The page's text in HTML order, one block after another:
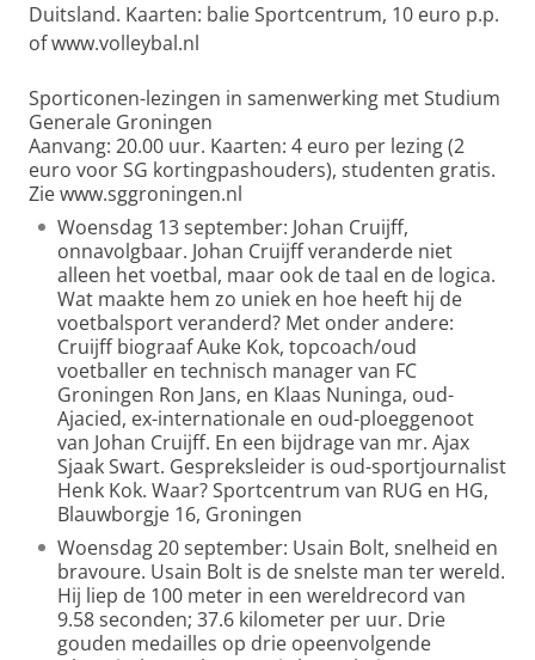
Duitsland. Kaarten: balie Sportcentrum, 10 euro p.p.
of www.volleybal.nl
Sporticonen-lezingen in samenwerking met Studium
Generale Groningen
Aanvang: 20.00 uur. Kaarten: 4 euro per lezing (2
euro voor SG kortingpashouders), studenten gratis.
Zie www.sggroningen.nl
Woensdag 13 september: Johan Cruijff,
onnavolgbaar. Johan Cruijff veranderde niet
alleen het voetbal, maar ook de taal en de logica.
Wat maakte hem zo uniek en hoe heeft hij de
voetbalsport veranderd? Met onder andere:
Cruijff biograaf Auke Kok, topcoach/oud
voetballer en technisch manager van FC
Groningen Ron Jans, en Klaas Nuninga, oud-
Ajacied, ex-internationale en oud-ploeggenoot
van Johan Cruijff. En een bijdrage van mr. Ajax
Sjaak Swart. Gespreksleider is oud-sportjournalist
Henk Kok. Waar? Sportcentrum van RUG en HG,
Blauwborgje 16, Groningen
Woensdag 20 september: Usain Bolt, snelheid en
bravoure. Usain Bolt is de snelste man ter wereld.
Hij liep de 100 meter in een wereldrecord van
9.58 seconden; 37.6 kilometer per uur. Drie
gouden medailles op drie opeenvolgende